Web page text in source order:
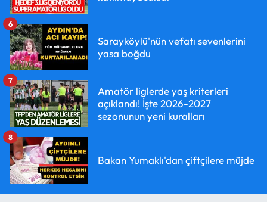
Sarayköylü'nün vefatı sevenlerini
yasa boğdu
6
Amatör liglerde yaş kriterleri
açıklandı! İşte 2026-2027
sezonunun yeni kuralları
7
Bakan Yumaklı'dan çiftçilere müjde
8